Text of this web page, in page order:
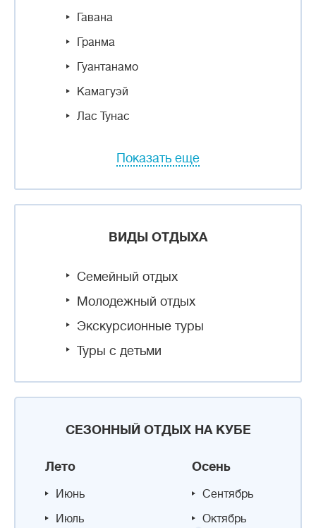
Гавана
Гранма
Гуантанамо
Камагуэй
Лас Тунас
Показать еще
ВИДЫ ОТДЫХА
Семейный отдых
Молодежный отдых
Экскурсионные туры
Туры с детьми
СЕЗОННЫЙ ОТДЫХ НА КУБЕ
Лето
Июнь
Июль
Осень
Сентябрь
Октябрь